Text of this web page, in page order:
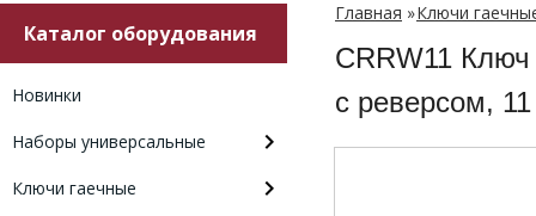
Каталог оборудования
Новинки
Наборы универсальные
Ключи гаечные
Главная »Ключи
CRRW11
с реверсом,